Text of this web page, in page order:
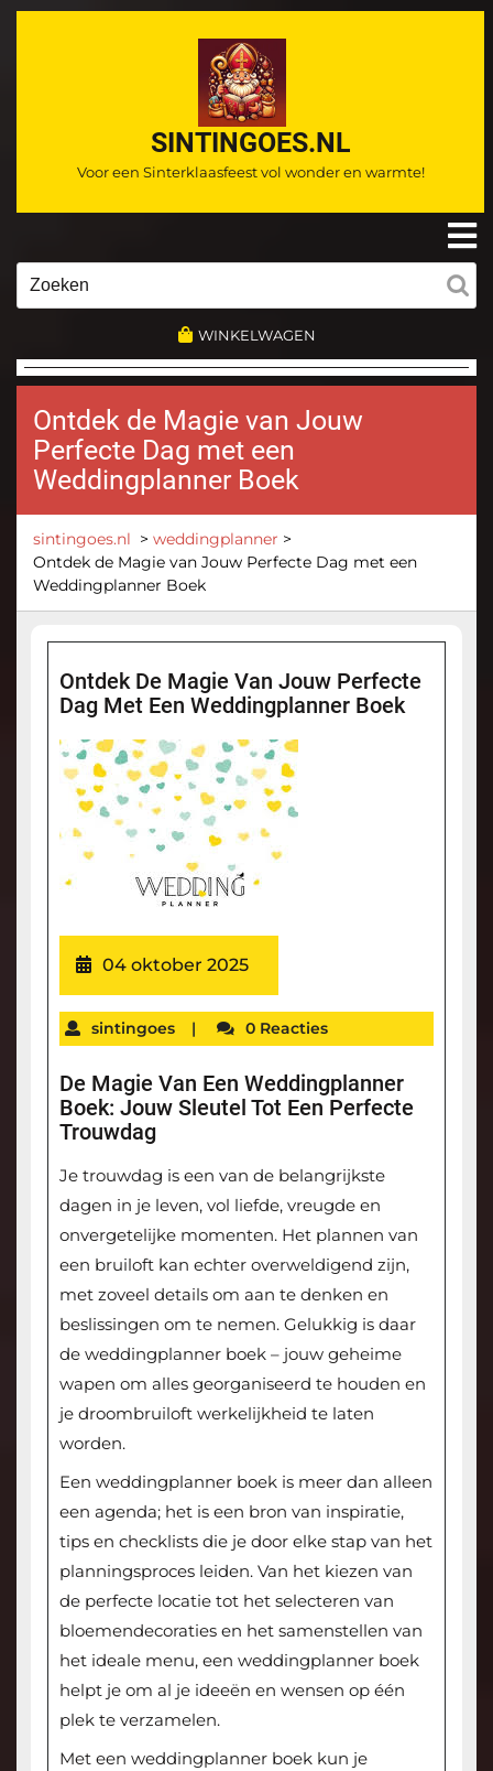
Ga
SINTINGOES.NL
Voor een Sinterklaasfeest vol wonder en warmte!
WINKELWAGEN
Ontdek de Magie van Jouw
Perfecte Dag met een
Weddingplanner Boek
sintingoes.nl > weddingplanner >
Ontdek de Magie van Jouw Perfecte Dag met een
Weddingplanner Boek
Ontdek De Magie Van Jouw Perfecte
Dag Met Een Weddingplanner Boek
04 oktober 2025
sintingoes | 0 Reacties
De Magie Van Een Weddingplanner
Boek: Jouw Sleutel Tot Een Perfecte
Trouwdag
Je trouwdag is een van de belangrijkste
dagen in je leven, vol liefde, vreugde en
onvergetelijke momenten. Het plannen van
een bruiloft kan echter overweldigend zijn,
met zoveel details om aan te denken en
beslissingen om te nemen. Gelukkig is daar
de weddingplanner boek – jouw geheime
wapen om alles georganiseerd te houden en
je droombruiloft werkelijkheid te laten
worden.
Een weddingplanner boek is meer dan alleen
een agenda; het is een bron van inspiratie,
tips en checklists die je door elke stap van het
planningsproces leiden. Van het kiezen van
de perfecte locatie tot het selecteren van
bloemendecoraties en het samenstellen van
het ideale menu, een weddingplanner boek
helpt je om al je ideeën en wensen op één
plek te verzamelen.
Met een weddingplanner boek kun je